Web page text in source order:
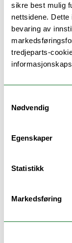
sikre best mulig
nettsidene.
bevaring av
tredjeparts-
Nødvendig
Egenskaper
Statistikk
Markedsføring
Ansatte